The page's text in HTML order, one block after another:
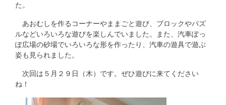
た。
あおむしを作るコーナーやままごと遊び、ブロックやパズ
ルなどいろいろな遊びを楽しんでいました。また、汽車ぽっ
ぽ広場の砂場でいろいろな形を作ったり、汽車の遊具で遊ぶ
姿も見られました。
次回は５月２９日（木）です。ぜひ遊びに来てください
ね！